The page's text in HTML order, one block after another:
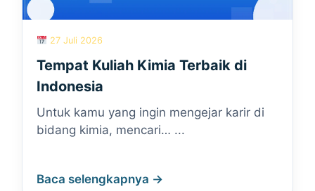
27 Juli 2026
Tempat Kuliah Kimia Terbaik di
Indonesia
Untuk kamu yang ingin mengejar karir di
bidang kimia, mencari… ...
Baca selengkapnya →